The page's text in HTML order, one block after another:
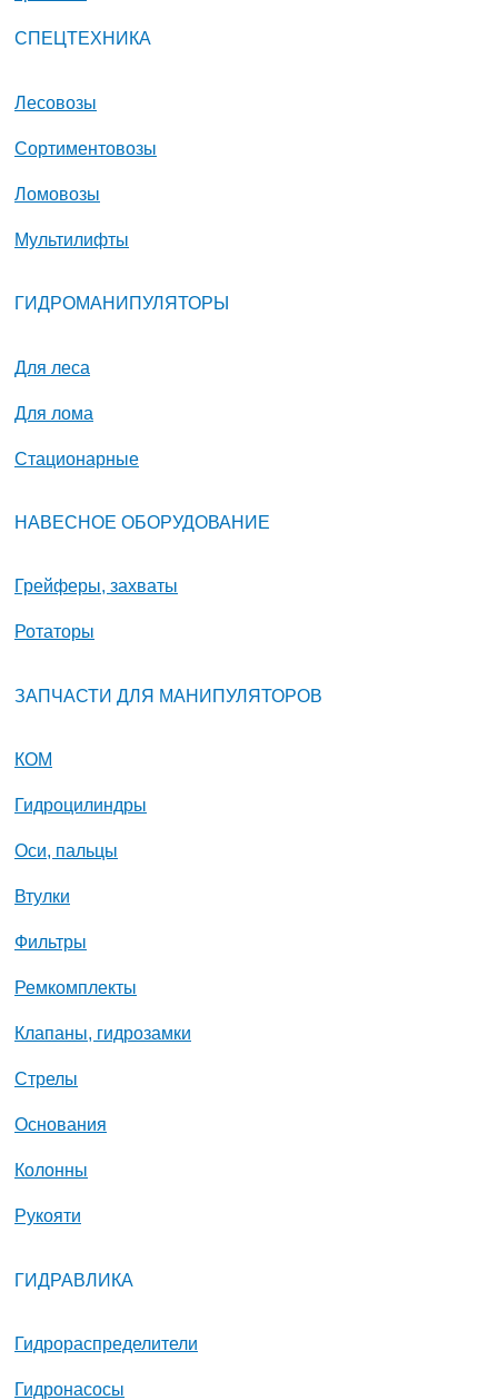
СПЕЦТЕХНИКА
Лесовозы
Сортиментовозы
Ломовозы
Мультилифты
ГИДРОМАНИПУЛЯТОРЫ
Для леса
Для лома
Стационарные
НАВЕСНОЕ ОБОРУДОВАНИЕ
Грейферы, захваты
Ротаторы
ЗАПЧАСТИ ДЛЯ МАНИПУЛЯТОРОВ
КОМ
Гидроцилиндры
Оси, пальцы
Втулки
Фильтры
Ремкомплекты
Клапаны, гидрозамки
Стрелы
Основания
Колонны
Рукояти
ГИДРАВЛИКА
Гидрораспределители
Гидронасосы